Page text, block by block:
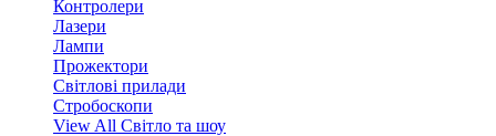
Контролери
Лазери
Лампи
Прожектори
Світлові прилади
Стробоскопи
View All Світло та шоу